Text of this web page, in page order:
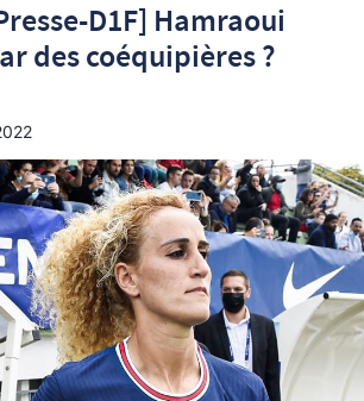
D1F] Hamraoui
des coéquipières ?